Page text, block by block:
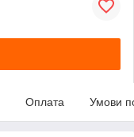
Оплата Умови